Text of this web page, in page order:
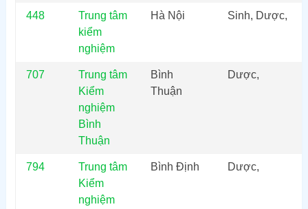
448
Trung tâm
kiểm
nghiệm
Hà Nội Sinh, Dược,
707
Trung tâm
Kiểm
nghiệm
Bình
Thuận
Bình
Thuận
Dược,
794
Trung tâm
Kiểm
nghiệm
Bình Định Dược,